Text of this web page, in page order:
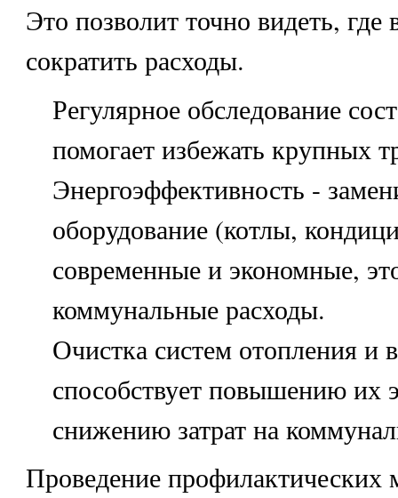
Это позволит точно видеть, где
сократить расходы.
Регулярное обследование
помогает избежать крупных
Энергоэффективность -
оборудование (котлы,
современные и экономные,
коммунальные расходы.
Очистка систем отопления и
способствует повышению их
снижению затрат на
Проведение профилактических